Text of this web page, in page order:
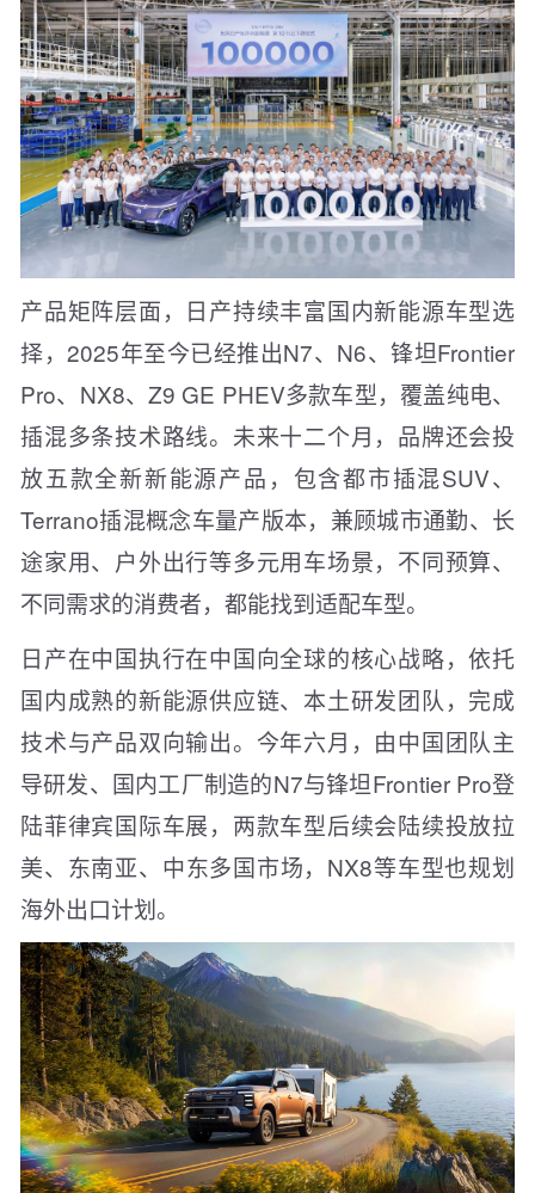
产品矩阵层面，日产持续丰富国内新能源车型选
择，2025年至今已经推出N7、N6、锋坦Frontier
Pro、NX8、Z9 GE PHEV多款车型，覆盖纯电、
插混多条技术路线。未来十二个月，品牌还会投
放五款全新新能源产品，包含都市插混SUV、
Terrano插混概念车量产版本，兼顾城市通勤、长
途家用、户外出行等多元用车场景，不同预算、
不同需求的消费者，都能找到适配车型。
日产在中国执行在中国向全球的核心战略，依托
国内成熟的新能源供应链、本土研发团队，完成
技术与产品双向输出。今年六月，由中国团队主
导研发、国内工厂制造的N7与锋坦Frontier Pro登
陆菲律宾国际车展，两款车型后续会陆续投放拉
美、东南亚、中东多国市场，NX8等车型也规划
海外出口计划。